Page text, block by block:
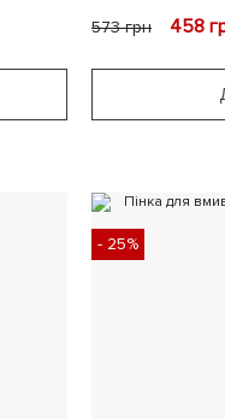
573грн 458
- 25%